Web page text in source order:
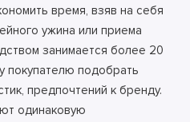
время, взяв на себя
ужина или приема
занимается более 20
покупателю подобрать
предпочтений к бренду.
одинаковую